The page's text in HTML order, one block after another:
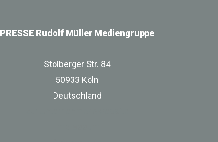
PRESSE Rudolf Müller Mediengruppe
Stolberger Str. 84
50933 Köln
Deutschland